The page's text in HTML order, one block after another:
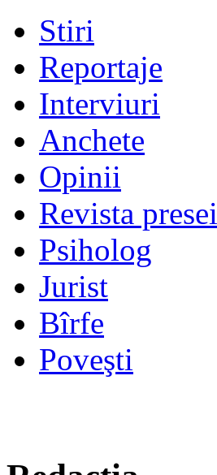
Stiri
Reportaje
Interviuri
Anchete
Opinii
Revista presei
Psiholog
Jurist
Bîrfe
Poveşti